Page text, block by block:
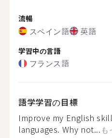
流暢
スペイン語 英語
学習中の言語
フランス語
語学学習の目標
Improve my English
languages. Why not... も